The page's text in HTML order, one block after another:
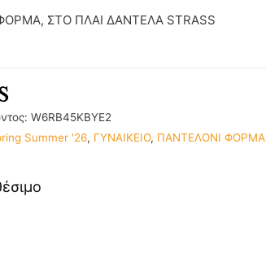
ΣΤΟ ΠΛΑΙ ΔΑΝΤΕΛΑ STRASS
W6RB45KBYE2
Summer '26, ΓΥΝΑΙΚΕΙΟ, ΠΑΝΤΕΛΟΝΙ ΦΟΡΜΑ